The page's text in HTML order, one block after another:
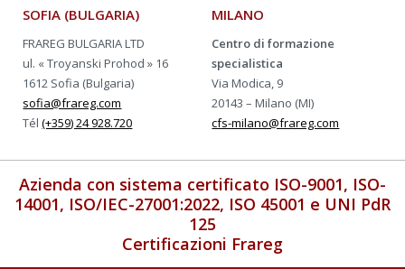
SOFIA (BULGARIA)
FRAREG BULGARIA LTD
ul. « Troyanski Prohod » 16
1612 Sofia (Bulgaria)
sofia@frareg.com
Tél(+359) 24 928.720
MILANO
Centro di formazione
specialistica
Via Modica, 9
20143 – Milano (MI)
cfs-milano@frareg.com
Azienda con sistema certificato ISO-9001, ISO-
14001, ISO/IEC-27001:2022, ISO 45001 e UNI PdR
125
Certificazioni Frareg